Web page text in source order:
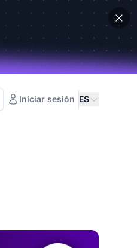
Iniciar sesión ES